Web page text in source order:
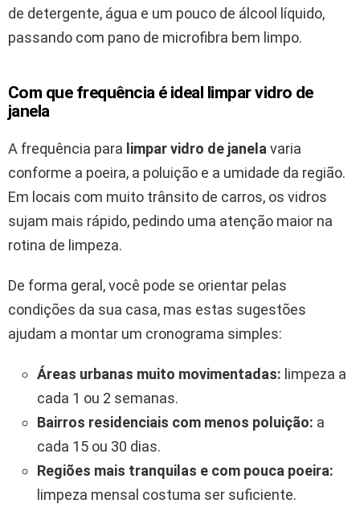
de detergente, água e um pouco de álcool líquido,
passando com pano de microfibra bem limpo.
Com que frequência é ideal limpar vidro de
janela
A frequência para limpar vidro de janela varia
conforme a poeira, a poluição e a umidade da região.
Em locais com muito trânsito de carros, os vidros
sujam mais rápido, pedindo uma atenção maior na
rotina de limpeza.
De forma geral, você pode se orientar pelas
condições da sua casa, mas estas sugestões
ajudam a montar um cronograma simples:
Áreas urbanas muito movimentadas: limpeza a
cada 1 ou 2 semanas.
Bairros residenciais com menos poluição: a
cada 15 ou 30 dias.
Regiões mais tranquilas e com pouca poeira:
limpeza mensal costuma ser suficiente.